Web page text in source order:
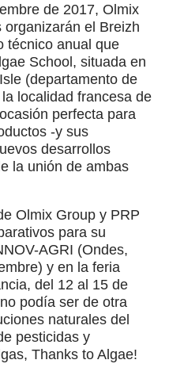
de 2017, Olmix
organizarán el Breizh
técnico anual que
School, situada en
(departamento de
localidad francesa de
perfecta para
-y sus
desarrollos
la unión de ambas
Olmix Group y PRP
para su
AGRI (Ondes,
y en la feria
del 12 al 15 de
podía ser de otra
naturales del
pesticidas y
Thanks to Algae!